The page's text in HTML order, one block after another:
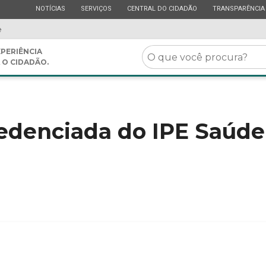
ESTADO
NOTÍCIAS ESTADO
SERVIÇOS ESTADO
CENTRAL DO CIDADÃO ESTADO
TRANSPARÊNCIA
O CIDADÃO.
O
que
você
do IPE Saúde